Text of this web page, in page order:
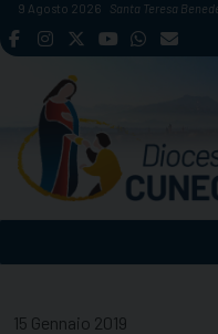
Skip
to
9 Agosto 2026 Santa Teresa
15 Gennaio 2019